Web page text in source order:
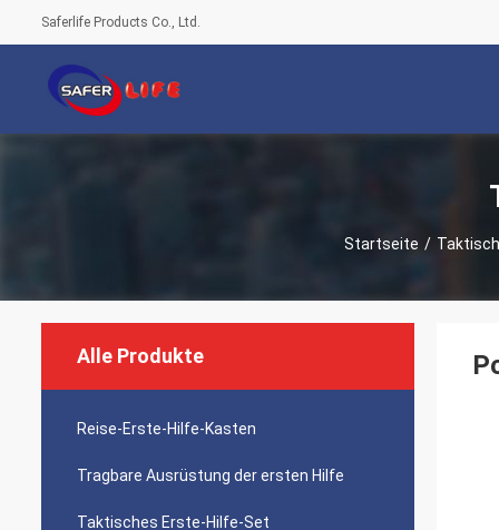
Saferlife Products Co., Ltd.
Startseite /
Alle Produkte
Reise-Erste-Hilfe-Kasten
Tragbare Ausrüstung der ersten Hilfe
Taktisches Erste-Hilfe-Set